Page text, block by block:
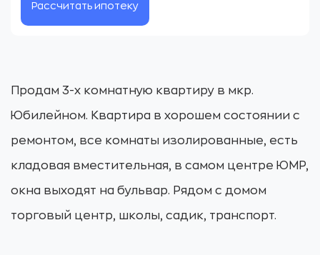
Рассчитать ипотеку
Продам 3-х комнатную квартиру в мкр.
Юбилейном. Квартира в хорошем состоянии с
ремонтом, все комнаты изолированные, есть
кладовая вместительная, в самом центре ЮМР,
окна выходят на бульвар. Рядом с домом
торговый центр, школы, садик, транспорт.